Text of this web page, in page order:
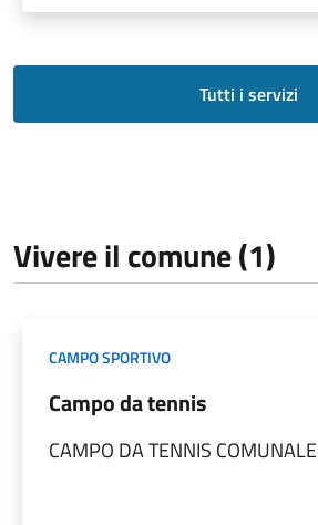
Tutti i servizi
Vivere il comune (1)
CAMPO SPORTIVO
Campo da tennis
CAMPO DA TENNIS COMUNALE